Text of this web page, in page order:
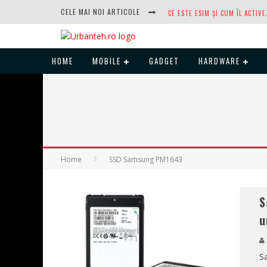
CELE MAI NOI ARTICOLE
HOME MOBILE GADGET HARDWARE
Home SSD Samsung PM1643